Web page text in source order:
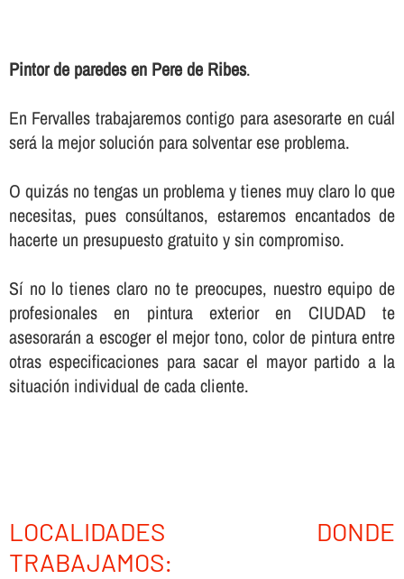
Pintor de paredes en Pere de Ribes.
En Fervalles trabajaremos contigo para asesorarte en cuál
será la mejor solución para solventar ese problema.
O quizás no tengas un problema y tienes muy claro lo que
necesitas, pues consúltanos, estaremos encantados de
hacerte un presupuesto gratuito y sin compromiso.
Sí­ no lo tienes claro no te preocupes, nuestro equipo de
profesionales en pintura exterior en CIUDAD te
asesorarán a escoger el mejor tono, color de pintura entre
otras especificaciones para sacar el mayor partido a la
situación individual de cada cliente.
LOCALIDADES DONDE
TRABAJAMOS: